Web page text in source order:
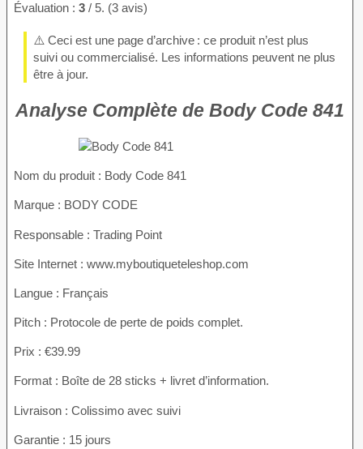
Évaluation : 3 / 5. (3 avis)
⚠️ Ceci est une page d’archive : ce produit n’est plus
suivi ou commercialisé. Les informations peuvent ne plus
être à jour.
Analyse Complète de Body Code 841
Nom du produit : Body Code 841
Marque : BODY CODE
Responsable : Trading Point
Site Internet : www.myboutiqueteleshop.com
Langue : Français
Pitch : Protocole de perte de poids complet.
Prix : €39.99
Format : Boîte de 28 sticks + livret d’information.
Livraison : Colissimo avec suivi
Garantie : 15 jours